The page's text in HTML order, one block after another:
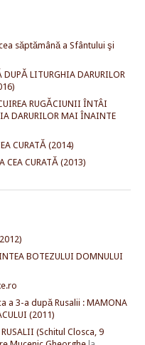
săptămână a Sfântului şi
DUPĂ LITURGHIA DARURILOR
RUGĂCIUNII ÎNTÂI
DARURILOR MAI ÎNAINTE
CURATĂ (2014)
CEA CURATĂ (2013)
BOTEZULUI DOMNULUI
a 3-a după Rusalii : MAMONA
(2011)
(Schitul Closca, 9